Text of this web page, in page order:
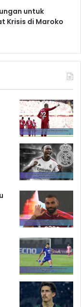
untuk
Krisis di Maroko